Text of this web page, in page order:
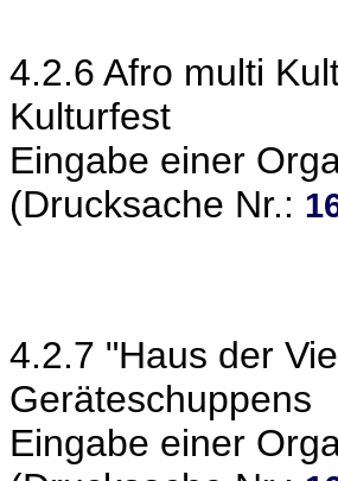
4.2.6 Afro multi
Kulturfest
Eingabe einer
(Drucksache Nr.:
4.2.7 "Haus der
Geräteschuppens
Eingabe einer